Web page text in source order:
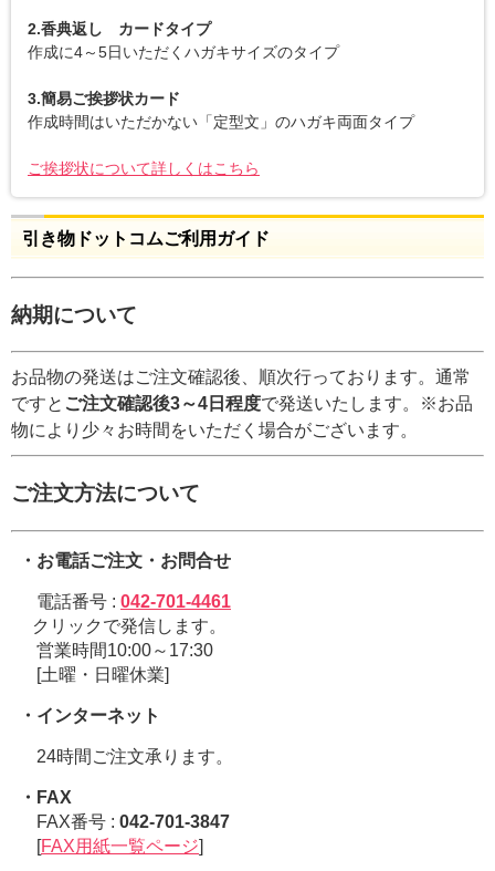
2.香典返し カードタイプ
作成に4～5日いただくハガキサイズのタイプ
3.簡易ご挨拶状カード
作成時間はいただかない「定型文」のハガキ両面タイプ
ご挨拶状について詳しくはこちら
引き物ドットコムご利用ガイド
納期について
お品物の発送はご注文確認後、順次行っております。通常
ですと ご注文確認後3～4日程度で発送いたします。※お品
物により少々お時間をいただく場合がございます。
ご注文方法について
・お電話ご注文・お問合せ
電話番号 : 042-701-4461
クリックで発信します。
営業時間10:00～17:30
[土曜・日曜休業]
・インターネット
24時間ご注文承ります。
・FAX
FAX番号 : 042-701-3847
[FAX用紙一覧ページ]